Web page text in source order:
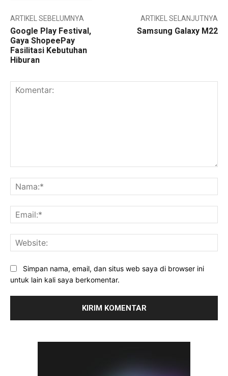
ARTIKEL SEBELUMNYA
Google Play Festival,
Gaya ShopeePay
Fasilitasi Kebutuhan
Hiburan
ARTIKEL SELANJUTNYA
Samsung Galaxy M22
Simpan nama, email, dan situs web saya di browser ini
untuk lain kali saya berkomentar.